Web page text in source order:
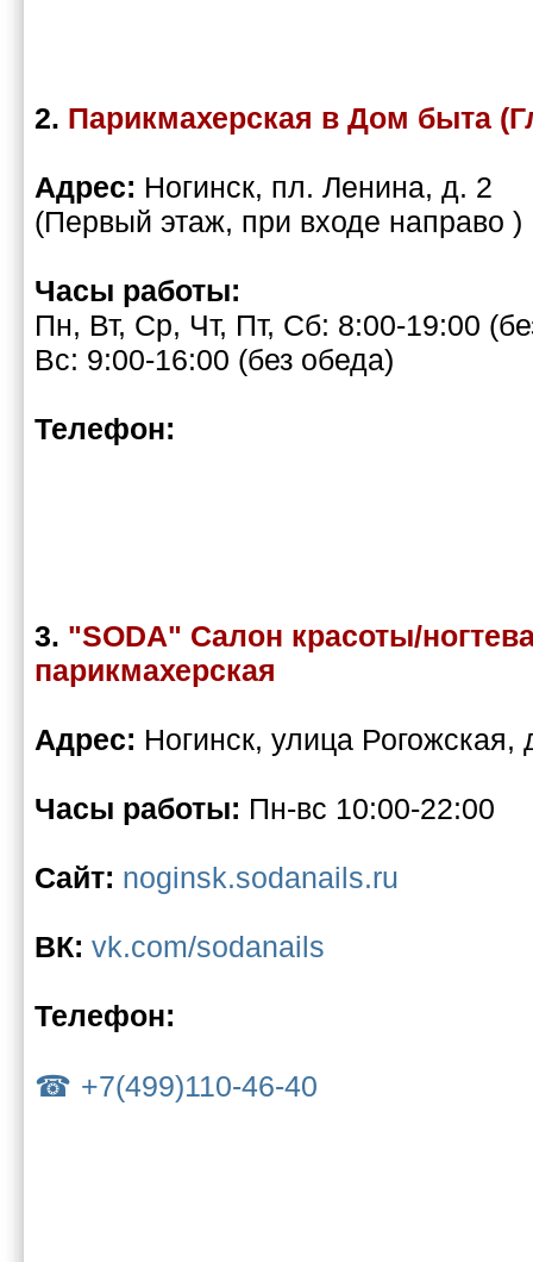
2. Парикмахерская в Дом быта
Адрес: Ногинск, пл. Ленина, д. 2
(Первый этаж, при входе направо )
Часы работы:
Пн, Вт, Ср, Чт, Пт, Сб: 8:00-19:00
Вс: 9:00-16:00 (без обеда)
Телефон:
3. "SODA" Салон красоты/
парикмахерская
Адрес: Ногинск, улица Рогожская,
Часы работы: Пн-вс 10:00-22:00
Сайт: noginsk.sodanails.ru
ВК: vk.com/sodanails
Телефон:
+7(499)110-46-40